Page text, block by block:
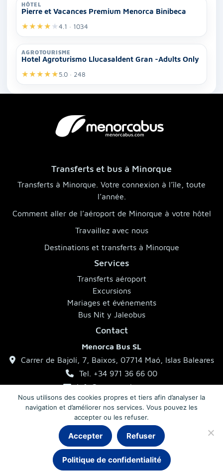
HÔTEL
Pierre et Vacances Premium Menorca Binibeca
★★★★ ★4.1 · 1034
AGROTOURISME
Hotel Agroturismo Llucasaldent Gran -Adults Only
★★★★★5.0 · 248
Transferts et bus à Minorque
Transferts à Minorque. Votre connexion à l’île, toute
l’année.
Comment aller de l’aéroport de Minorque à votre hôtel
Travaillez avec nous
Destinations et transferts à Minorque
Services
Transferts aéroport
Excursions
Mariages et événements
Bus Nit y Jaleobus
Contact
Menorca Bus SL
Carrer de Bajolí, 7, Baixos, 07714 Maó, Islas Baleares
Tel. +34 971 36 66 00
info@menorcabus.com
Mentions légales Politique de confidentialité Conditions générales
© 2026 MenorcaBus · Autocars à Minorque
Nous utilisons des cookies propres et tiers afin d’analyser la
navigation et d’améliorer nos services. Vous pouvez les
accepter ou les refuser.
Accepter Refuser
Politique de confidentialité